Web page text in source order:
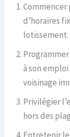
Commencer
d’horaires
lotissement.
à son
voisinage
Privilégier
hors des